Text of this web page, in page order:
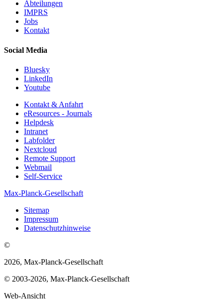
Abteilungen
IMPRS
Jobs
Kontakt
Social Media
Bluesky
LinkedIn
Youtube
Kontakt & Anfahrt
eResources - Journals
Helpdesk
Intranet
Labfolder
Nextcloud
Remote Support
Webmail
Self-Service
Max-Planck-Gesellschaft
Sitemap
Impressum
Datenschutzhinweise
©
2026, Max-Planck-Gesellschaft
© 2003-2026, Max-Planck-Gesellschaft
Web-Ansicht